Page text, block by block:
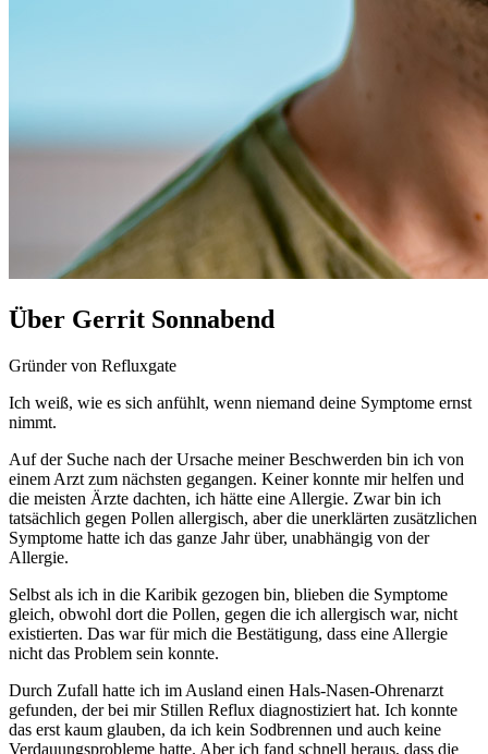
Über Gerrit Sonnabend
Gründer von Refluxgate
Ich weiß, wie es sich anfühlt, wenn niemand deine Symptome ernst
nimmt.
Auf der Suche nach der Ursache meiner Beschwerden bin ich von
einem Arzt zum nächsten gegangen. Keiner konnte mir helfen und
die meisten Ärzte dachten, ich hätte eine Allergie. Zwar bin ich
tatsächlich gegen Pollen allergisch, aber die unerklärten zusätzlichen
Symptome hatte ich das ganze Jahr über, unabhängig von der
Allergie.
Selbst als ich in die Karibik gezogen bin, blieben die Symptome
gleich, obwohl dort die Pollen, gegen die ich allergisch war, nicht
existierten. Das war für mich die Bestätigung, dass eine Allergie
nicht das Problem sein konnte.
Durch Zufall hatte ich im Ausland einen Hals-Nasen-Ohrenarzt
gefunden, der bei mir Stillen Reflux diagnostiziert hat. Ich konnte
das erst kaum glauben, da ich kein Sodbrennen und auch keine
Verdauungsprobleme hatte. Aber ich fand schnell heraus, dass die